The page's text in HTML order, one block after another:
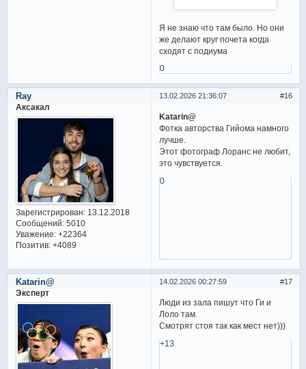
Я не знаю что там было. Но они
же делают круг почета когда
сходят с подиума
0
16
13.02.2026 21:36:07
Ray
Аксакал
Зарегистрирован: 13.12.2018
Сообщений:5010
Уважение: +22364
Позитив: +4089
Katarin@
Фотка авторства Гийома намного
лучше.
Этот фотограф Лоранс не любит,
это чувствуется.
0
17
14.02.2026 00:27:59
Katarin@
Эксперт
Люди из зала пишут что Ги и
Лоло там.
Смотрят стоя так как мест нет)))
+13